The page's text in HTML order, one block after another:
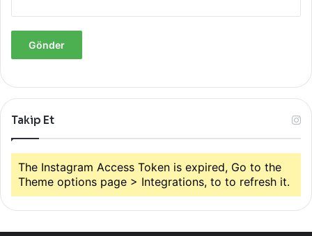
Takip Et
The Instagram Access Token is expired, Go to the
Theme options page > Integrations, to to refresh it.